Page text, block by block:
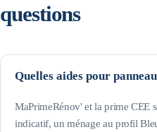
questions
Quelles aides pour
MaPrimeRénov' et la prime CEE
indicatif, un ménage au profil